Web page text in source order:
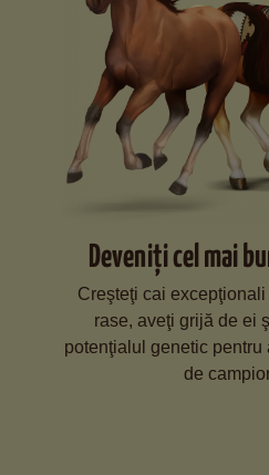
Deveniţi cel mai
Creşteţi cai
rase, aveţi grijă de ei
potenţialul genetic pentru
de